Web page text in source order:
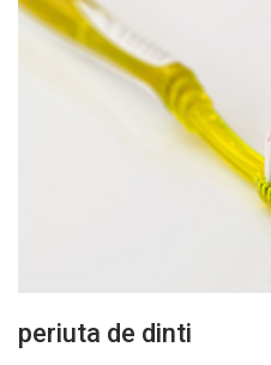
periuta de dinti